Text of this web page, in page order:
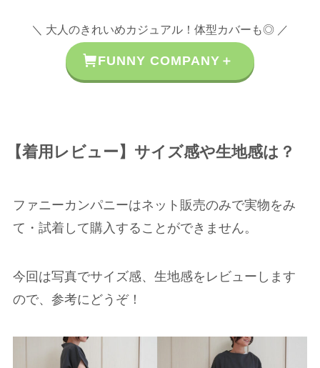
＼ 大人のきれいめカジュアル！体型カバーも◎ ／
FUNNY COMPANY＋
【着用レビュー】サイズ感や生地感は？
ファニーカンパニーはネット販売のみで実物をみ
て・試着して購入することができません。
今回は写真でサイズ感、生地感をレビューします
ので、参考にどうぞ！